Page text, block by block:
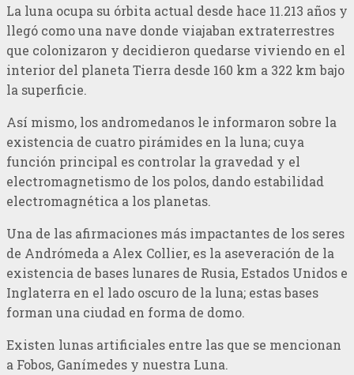
La luna ocupa su órbita actual desde hace 11.213 años y
llegó como una nave donde viajaban extraterrestres
que colonizaron y decidieron quedarse viviendo en el
interior del planeta Tierra desde 160 km a 322 km bajo
la superficie.
Así mismo, los andromedanos le informaron sobre la
existencia de cuatro pirámides en la luna; cuya
función principal es controlar la gravedad y el
electromagnetismo de los polos, dando estabilidad
electromagnética a los planetas.
Una de las afirmaciones más impactantes de los seres
de Andrómeda a Alex Collier, es la aseveración de la
existencia de bases lunares de Rusia, Estados Unidos e
Inglaterra en el lado oscuro de la luna; estas bases
forman una ciudad en forma de domo.
Existen lunas artificiales entre las que se mencionan
a Fobos, Ganímedes y nuestra Luna.